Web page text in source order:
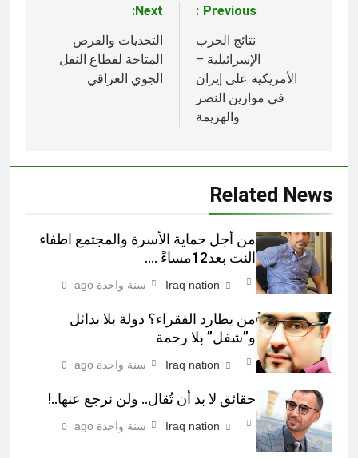
المقالات
Previous:
نتائج الحرب
الإسرائيلية –
الأمريكية على إيران
في موازين النصر
والهزيمة
Next:
التحديات والفرص
المتاحة لقطاع النقل
الجوي العراقي
Related News
من أجل حماية الأسرة والمجتمع اطفاء
النت بعد12مساءً ….
Iraq nation سنة واحدة ago 0
من يطارد الفقراء؟ دولة بلا بدائل
و”شفل” بلا رحمة
Iraq nation سنة واحدة ago 0
حقائق لا بد أن تُقال.. ولن نرجع عنها..!
Iraq nation سنة واحدة ago 0